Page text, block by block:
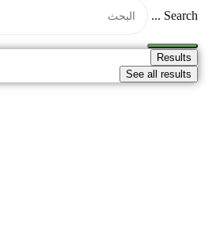
Search ...
Results
See all results